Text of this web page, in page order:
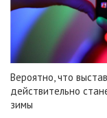
Вероятно, что
действительно
зимы